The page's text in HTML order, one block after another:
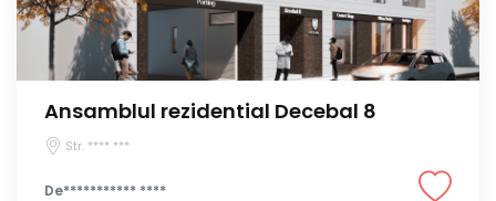
Ansamblul rezidential Decebal 8
Str. **** ***
De*********** ****